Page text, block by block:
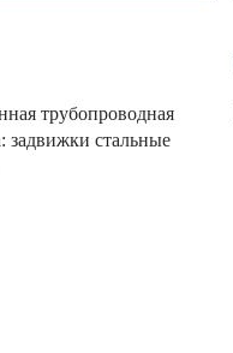
трубопроводная
задвижки стальные